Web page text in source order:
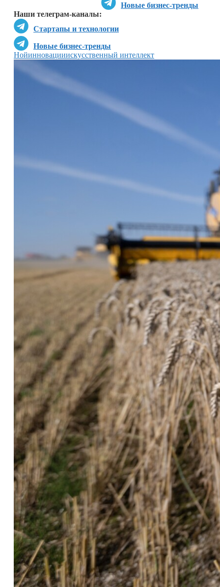
Новые бизнес-тренды
Наши телеграм-каналы:
Стартапы и технологии
Новые бизнес-тренды
Нойинновацииискусственный интеллект